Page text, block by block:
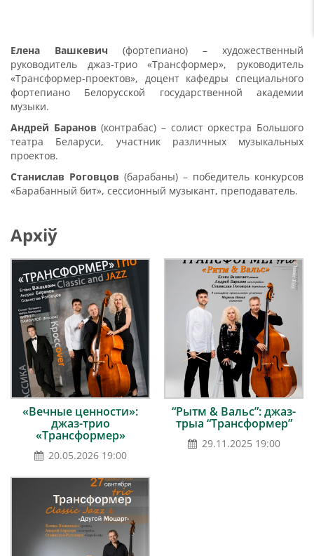
Елена Вашкевич (фортепиано) – художественный
руководитель джаз-трио «Трансформер», руководитель
«Трансформер-проектов», доцент кафедры специального
фортепиано Белорусской государственной академии
музыки.
Андрей Баранов (контрабас) – солист оркестра Большого
театра Беларуси, участник различных музыкальных
проектов.
Станислав Роговцов (барабаны) – победитель конкурсов
«Барабанный бит», сессионный музыкант, преподаватель.
Архіў
«Вечные ценности»:
джаз-трио
«Трансформер»
20.05.2026 19:00
“Рытм & Вальс”: джаз-
трыа “Трансформер”
29.11.2025 19:00